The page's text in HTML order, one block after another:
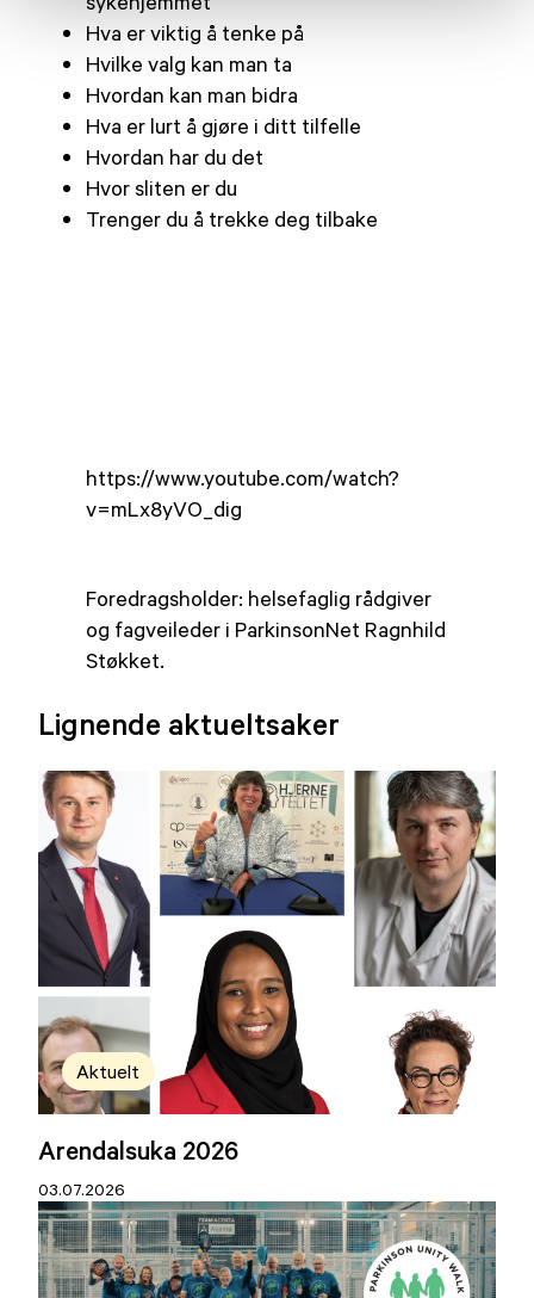
Hva er viktig å tenke på
Hvilke valg kan man ta
Hvordan kan man bidra
Hva er lurt å gjøre i ditt tilfelle
Hvordan har du det
Hvor sliten er du
Trenger du å trekke deg tilbake
https://www.youtube.com/watch?
v=mLx8yVO_dig
​Foredragsholder: helsefaglig rådgiver
og fagveileder i ParkinsonNet Ragnhild
Støkket.
Lignende aktueltsaker
Aktuelt
Arendalsuka 2026
03.07.2026